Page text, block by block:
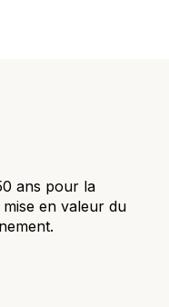
ans pour la
en valeur du